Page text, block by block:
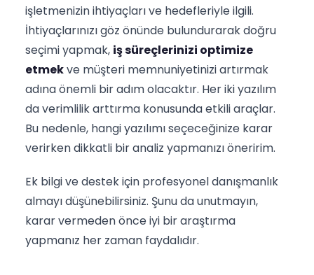
işletmenizin ihtiyaçları ve hedefleriyle ilgili.
İhtiyaçlarınızı göz önünde bulundurarak doğru
seçimi yapmak, iş süreçlerinizi optimize
etmekve müşteri memnuniyetinizi artırmak
adına önemli bir adım olacaktır. Her iki yazılım
da verimlilik arttırma konusunda etkili araçlar.
Bu nedenle, hangi yazılımı seçeceğinize karar
verirken dikkatli bir analiz yapmanızı öneririm.
Ek bilgi ve destek için profesyonel danışmanlık
almayı düşünebilirsiniz. Şunu da unutmayın,
karar vermeden önce iyi bir araştırma
yapmanız her zaman faydalıdır.